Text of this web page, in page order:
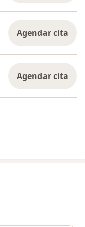
Agendar cita
Agendar cita